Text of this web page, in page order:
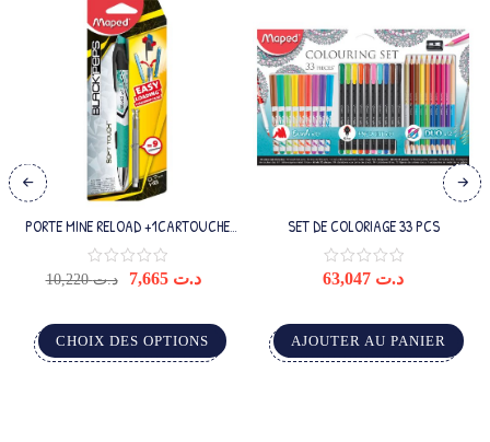
PORTE MINE RELOAD +1CARTOUCHE
MAPED
د.ت10,220 د.ت 7,665
CHOIX DES OPTIONS
SET DE COLORIAGE 33 PCS
د.ت
AJOUTER AU PANIER